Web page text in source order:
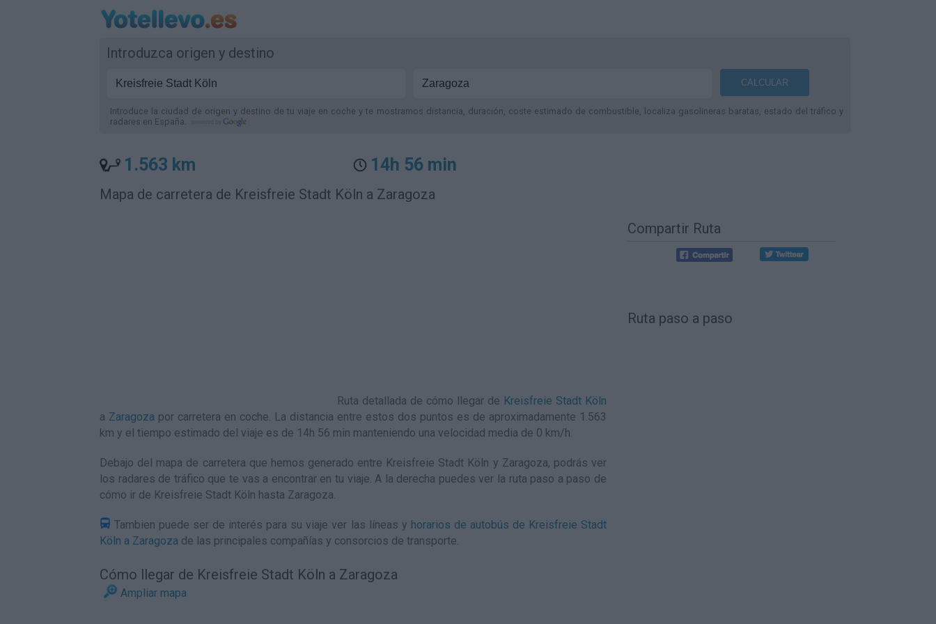
Introduzca origen y destino
Introduce la ciudad de origen y destino de tu viaje en coche y te mostramos distancia, duración, coste estimado de combustible, localiza gasolineras baratas, estado del tráfico y
radares en España.
1.563 km 14h 56 min
Mapa de carretera de Kreisfreie Stadt Köln a Zaragoza
Ruta detallada de cómo llegar de Kreisfreie Stadt Köln
a Zaragoza por carretera en coche. La distancia entre estos dos puntos es de aproximadamente 1.563
km y el tiempo estimado del viaje es de 14h 56 min manteniendo una velocidad media de 0 km/h.
Debajo del mapa de carretera que hemos generado entre Kreisfreie Stadt Köln y Zaragoza, podrás ver
los radares de tráfico que te vas a encontrar en tu viaje. A la derecha puedes ver la ruta paso a paso de
cómo ir de Kreisfreie Stadt Köln hasta Zaragoza.
Tambien puede ser de interés para su viaje ver las líneas y horarios de autobús de Kreisfreie Stadt
Köln a Zaragoza de las principales compañías y consorcios de transporte.
Cómo llegar de Kreisfreie Stadt Köln a Zaragoza
Ampliar mapa
Compartir Ruta
Ruta paso a paso